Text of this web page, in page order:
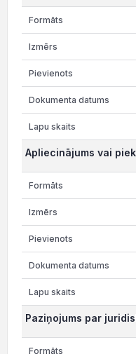
Apliecinājums vai
Paziņojums par